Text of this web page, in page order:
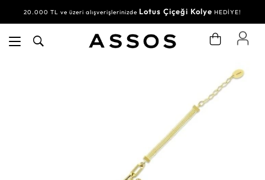
20.000 TL ve üzeri alışverişlerinizde Lotus Çiçeği Kolye HEDİYE!